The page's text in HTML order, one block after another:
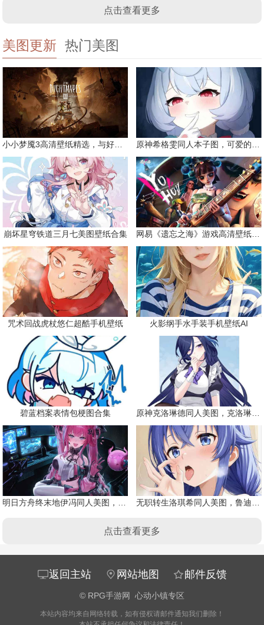
点击查看更多
美图更新 热门美图
小小梦魇3高清壁纸精选，与好友一同面对恐惧 原神希格雯同人本子图，可爱的双马尾
崩坏星穹铁道三月七美图壁纸合集 网易《遗忘之海》游戏高清壁纸精选
咒术回战虎杖悠仁超酷手机壁纸 火影纲手水手装手机壁纸AI
碧蓝档案表情包梗图合集 原神克洛琳德同人美图，克洛琳德战败会怎样
明日方舟终末地伊冯同人美图，粉毛恶魔伊冯 无职转生洛琪希同人美图，鲁迪的二老婆
点击查看更多
返回主站 网站地图 邮件反馈
© RPG手游网 心动小镇专区
本站内容均来自网络转载，如有侵权请邮件通知我们删除！